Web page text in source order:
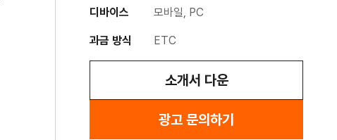
디바이스 모바일, PC
과금 방식 ETC
소개서 다운
광고 문의하기